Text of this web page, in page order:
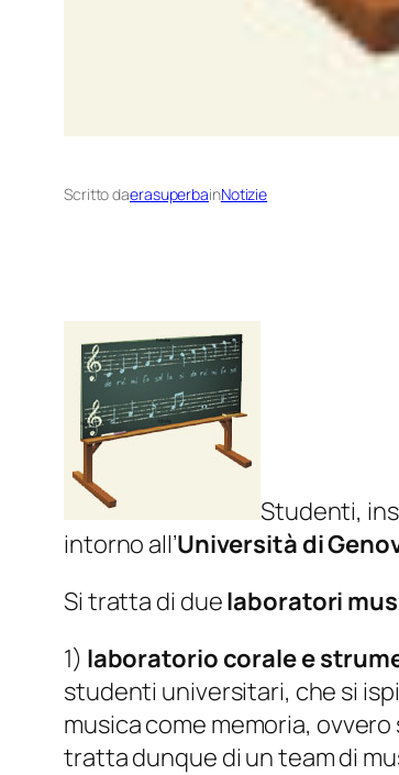
Scritto daerasuperbainNotizie
Studenti,
intorno all’Università di
Si tratta di duelaboratori
1) laboratorio corale e
studenti universitari, che si
musica come memoria,
tratta dunque di un team di